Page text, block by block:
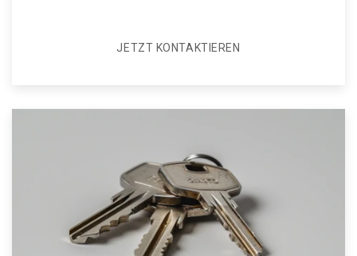
JETZT KONTAKTIEREN